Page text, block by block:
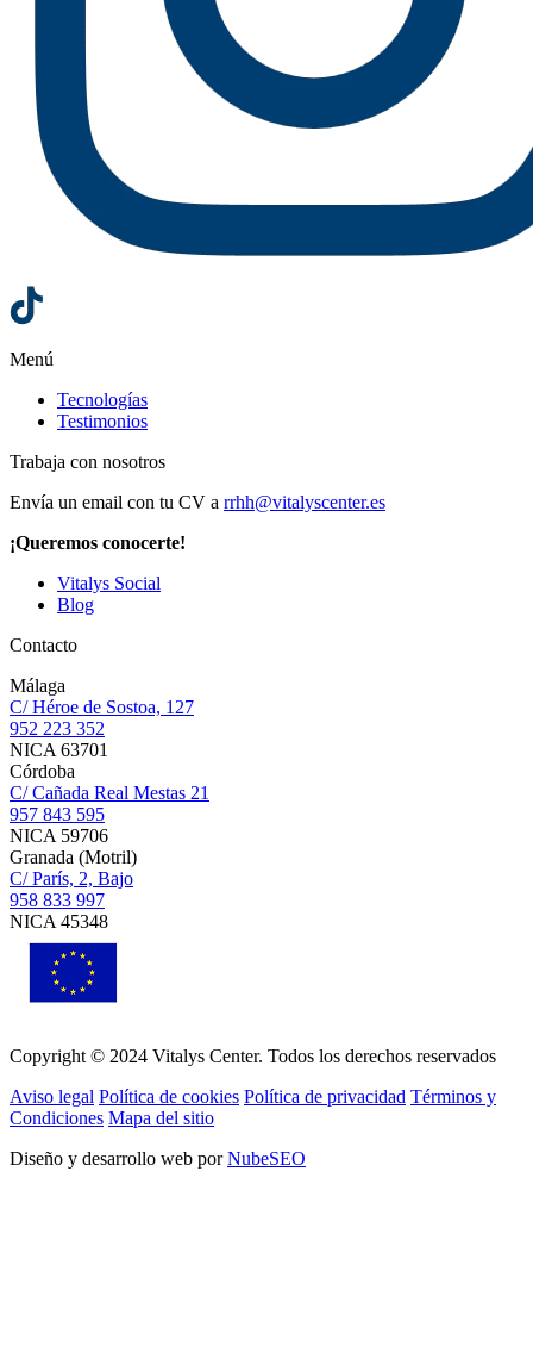
Menú
Tecnologías
Testimonios
Trabaja con nosotros
Envía un email con tu CV a rrhh@vitalyscenter.es
¡Queremos conocerte!
Vitalys Social
Blog
Contacto
Málaga
C/ Héroe de Sostoa, 127
952 223 352
NICA 63701
Córdoba
C/ Cañada Real Mestas 21
957 843 595
NICA 59706
Granada (Motril)
C/ París, 2, Bajo
958 833 997
NICA 45348
Copyright © 2024 Vitalys Center. Todos los derechos reservados
Aviso legal Política de cookies Política de privacidad Términos y
Condiciones Mapa del sitio
Diseño y desarrollo web porNubeSEO